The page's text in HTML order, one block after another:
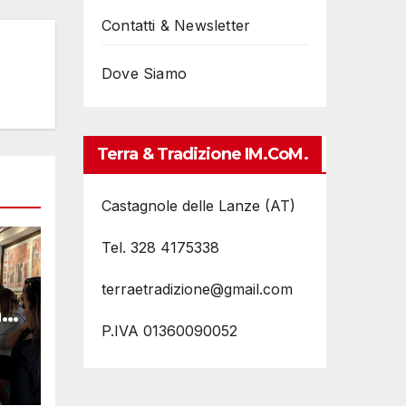
Contatti & Newsletter
Dove Siamo
Terra & Tradizione IM.coM.
Castagnole delle Lanze (AT)
Tel. 328 4175338
terraetradizione@gmail.com
P.IVA 01360090052